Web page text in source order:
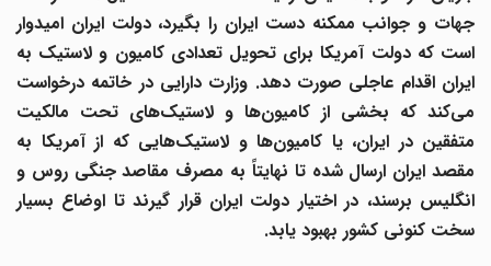
جهات و جوانب ممکنه دست ایران را بگیرد، دولت ایران امیدوار
است که دولت آمریکا برای تحویل تعدادی کامیون و لاستیک به
ایران اقدام عاجلی صورت دهد. وزارت دارایی در خاتمه درخواست
میکند که بخشی از کامیونها و لاستیکهای تحت مالکیت
متفقین در ایران، یا کامیونها و لاستیکهایی که از آمریکا به
مقصد ایران ارسال شده تا نهایتاً به مصرف مقاصد جنگی روس و
انگلیس برسند، در اختیار دولت ایران قرار گیرند تا اوضاع بسیار
سخت کنونی کشور بهبود یابد.